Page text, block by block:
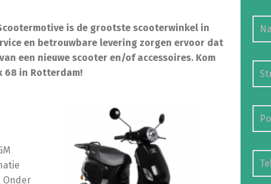
is de grootste scooterwinkel in
en betrouwbare levering zorgen ervoor dat
een nieuwe scooter en/of accessoires. Kom
68 in Rotterdam!
Onder